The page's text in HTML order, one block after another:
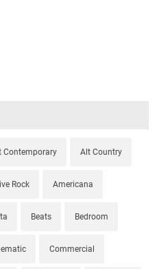
Contemporary Alt Country
Rock Americana
Beats Bedroom
Commercial